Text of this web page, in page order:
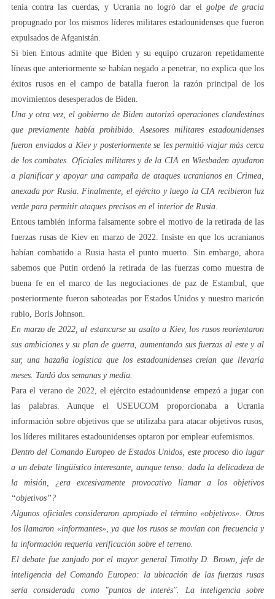
tenía contra las cuerdas, y Ucrania no logró dar el golpe de gracia
propugnado por los mismos líderes militares estadounidenses que fueron
expulsados ​​de Afganistán.
Si bien Entous admite que Biden y su equipo cruzaron repetidamente
líneas que anteriormente se habían negado a penetrar, no explica que los
éxitos rusos en el campo de batalla fueron la razón principal de los
movimientos desesperados de Biden.
Una y otra vez, el gobierno de Biden autorizó operaciones clandestinas
que previamente había prohibido. Asesores militares estadounidenses
fueron enviados a Kiev y posteriormente se les permitió viajar más cerca
de los combates. Oficiales militares y de la CIA en Wiesbaden ayudaron
a planificar y apoyar una campaña de ataques ucranianos en Crimea,
anexada por Rusia. Finalmente, el ejército y luego la CIA recibieron luz
verde para permitir ataques precisos en el interior de Rusia.
Entous también informa falsamente sobre el motivo de la retirada de las
fuerzas rusas de Kiev en marzo de 2022. Insiste en que los ucranianos
habían combatido a Rusia hasta el punto muerto. Sin embargo, ahora
sabemos que Putin ordenó la retirada de las fuerzas como muestra de
buena fe en el marco de las negociaciones de paz de Estambul, que
posteriormente fueron saboteadas por Estados Unidos y nuestro maricón
rubio, Boris Johnson.
En marzo de 2022, al estancarse su asalto a Kiev, los rusos reorientaron
sus ambiciones y su plan de guerra, aumentando sus fuerzas al este y al
sur, una hazaña logística que los estadounidenses creían que llevaría
meses. Tardó dos semanas y media.
Para el verano de 2022, el ejército estadounidense empezó a jugar con
las palabras. Aunque el USEUCOM proporcionaba a Ucrania
información sobre objetivos que se utilizaba para atacar objetivos rusos,
los líderes militares estadounidenses optaron por emplear eufemismos.
Dentro del Comando Europeo de Estados Unidos, este proceso dio lugar
a un debate lingüístico interesante, aunque tenso: dada la delicadeza de
la misión, ¿era excesivamente provocativo llamar a los objetivos
“objetivos”?
Algunos oficiales consideraron apropiado el término «objetivos». Otros
los llamaron «informantes», ya que los rusos se movían con frecuencia y
la información requería verificación sobre el terreno.
El debate fue zanjado por el mayor general Timothy D. Brown, jefe de
inteligencia del Comando Europeo: la ubicación de las fuerzas rusas
sería considerada como "puntos de interés". La inteligencia sobre